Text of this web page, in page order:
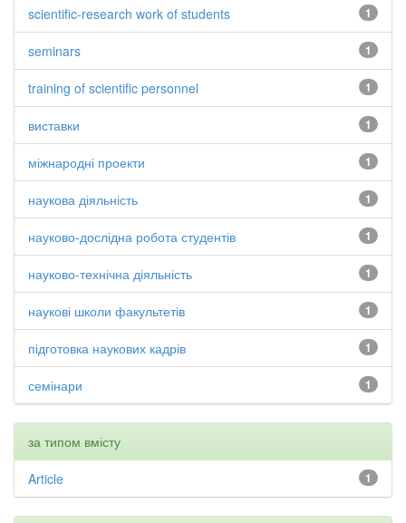
1
scientific-research work of students
1
seminars
1
training of scientific personnel
1
виставки
1
міжнародні проекти
1
наукова діяльність
1
науково-дослідна робота студентів
1
науково-технічна діяльність
1
наукові школи факультетів
1
підготовка наукових кадрів
1
семінари
за типом вмісту
1
Article